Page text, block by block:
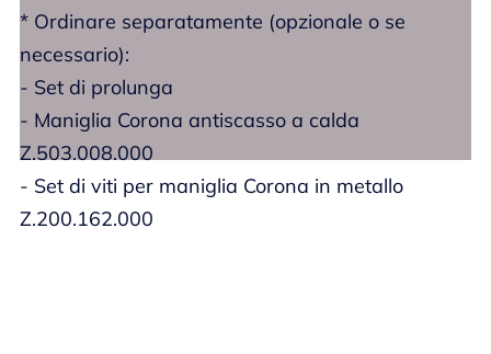
* Ordinare separatamente (opzionale o se
necessario):
- Set di prolunga
- Maniglia Corona antiscasso a calda
Z.503.008.000
- Set di viti per maniglia Corona in metallo
Z.200.162.000